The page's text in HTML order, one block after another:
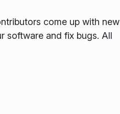
come up with new
software and fix bugs. All